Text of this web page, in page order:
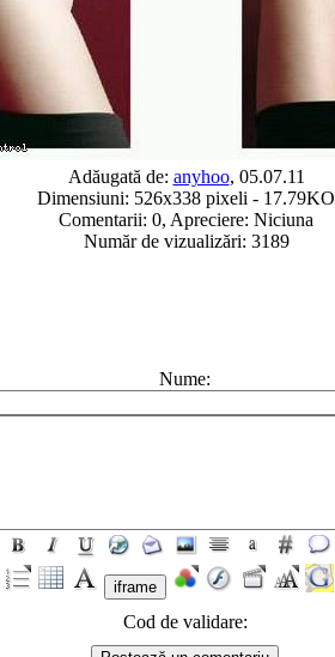
Adăugată de: anyhoo, 05.07.11
Dimensiuni: 526x338 pixeli - 17.79KO
Comentarii: 0, Apreciere: Niciuna
Număr de vizualizări: 3189
Nume:
Cod de validare: